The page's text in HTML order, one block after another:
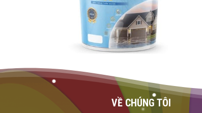
CHẤT CHỐNG THẤM NGƯỢC – CT100
VỀ CHÚNG TÔI